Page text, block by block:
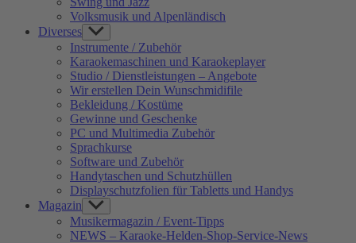
Volksmusik und Alpenländisch
Diverses Show
sub
menu
Instrumente / Zubehör
Karaokemaschinen und Karaokeplayer
Studio / Dienstleistungen – Angebote
Wir erstellen Dein Wunschmidifile
Bekleidung / Kostüme
Gewinne und Geschenke
PC und Multimedia Zubehör
Sprachkurse
Software und Zubehör
Handytaschen und Schutzhüllen
Displayschutzfolien für Tabletts und Handys
Magazin Show
sub
menu
Musikermagazin / Event-Tipps
NEWS – Karaoke-Helden-Shop-Service-News